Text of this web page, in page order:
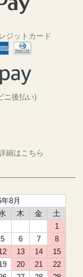
ジットカード
ニ後払い)
細はこちら
8月
木 金
土
1
5 6 7
8
13 14
15
20 21
22